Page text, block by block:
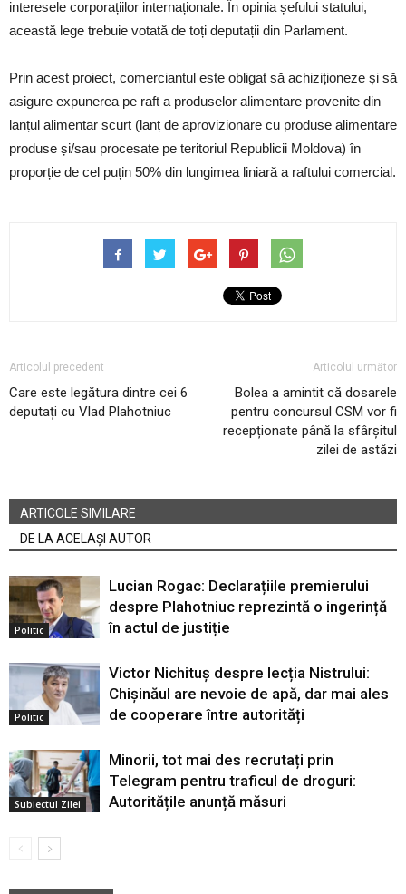
interesele corporațiilor internaționale. În opinia șefului statului,
această lege trebuie votată de toți deputații din Parlament.
Prin acest proiect, comerciantul este obligat să achiziționeze și să
asigure expunerea pe raft a produselor alimentare provenite din
lanțul alimentar scurt (lanț de aprovizionare cu produse alimentare
produse și/sau procesate pe teritoriul Republicii Moldova) în
proporție de cel puțin 50% din lungimea liniară a raftului comercial.
Articolul precedent
Care este legătura dintre cei 6
deputați cu Vlad Plahotniuc
Articolul următor
Bolea a amintit că dosarele
pentru concursul CSM vor fi
recepționate până la sfârșitul
zilei de astăzi
ARTICOLE SIMILARE
DE LA ACELAȘI AUTOR
Politic
Lucian Rogac: Declarațiile premierului
despre Plahotniuc reprezintă o ingerință
în actul de justiție
Politic
Victor Nichituș despre lecția Nistrului:
Chișinăul are nevoie de apă, dar mai ales
de cooperare între autorități
Subiectul Zilei
Minorii, tot mai des recrutați prin
Telegram pentru traficul de droguri:
Autoritățile anunță măsuri